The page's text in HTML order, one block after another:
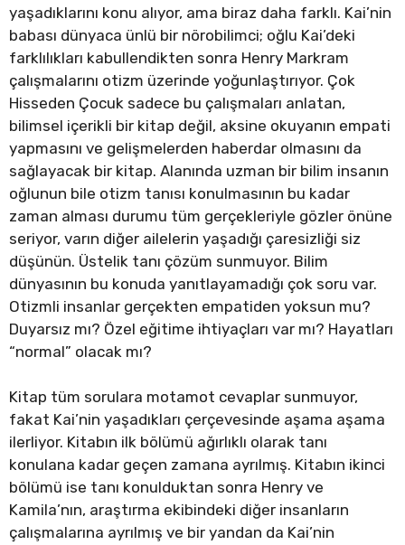
yaşadıklarını konu alıyor, ama biraz daha farklı. Kai’nin
babası dünyaca ünlü bir nörobilimci; oğlu Kai’deki
farklılıkları kabullendikten sonra Henry Markram
çalışmalarını otizm üzerinde yoğunlaştırıyor. Çok
Hisseden Çocuk sadece bu çalışmaları anlatan,
bilimsel içerikli bir kitap değil, aksine okuyanın empati
yapmasını ve gelişmelerden haberdar olmasını da
sağlayacak bir kitap. Alanında uzman bir bilim insanın
oğlunun bile otizm tanısı konulmasının bu kadar
zaman alması durumu tüm gerçekleriyle gözler önüne
seriyor, varın diğer ailelerin yaşadığı çaresizliği siz
düşünün. Üstelik tanı çözüm sunmuyor. Bilim
dünyasının bu konuda yanıtlayamadığı çok soru var.
Otizmli insanlar gerçekten empatiden yoksun mu?
Duyarsız mı? Özel eğitime ihtiyaçları var mı? Hayatları
“normal” olacak mı?
Kitap tüm sorulara motamot cevaplar sunmuyor,
fakat Kai’nin yaşadıkları çerçevesinde aşama aşama
ilerliyor. Kitabın ilk bölümü ağırlıklı olarak tanı
konulana kadar geçen zamana ayrılmış. Kitabın ikinci
bölümü ise tanı konulduktan sonra Henry ve
Kamila’nın, araştırma ekibindeki diğer insanların
çalışmalarına ayrılmış ve bir yandan da Kai’nin